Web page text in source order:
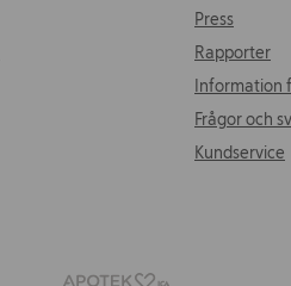
Press
Rapporter
Information
Frågor och
Kundservice